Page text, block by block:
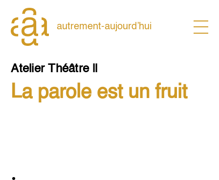
content
autrement-aujourd’hui
Atelier Théâtre ll
La parole est un fruit